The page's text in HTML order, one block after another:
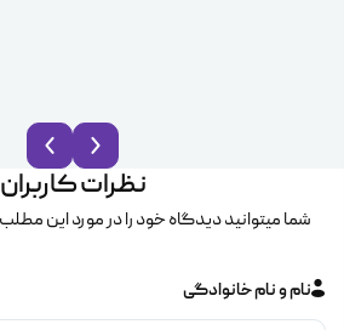
نظرات کاربران
شما میتوانید دیدگاه خود را در مورد این
نام و نام خانوادگی